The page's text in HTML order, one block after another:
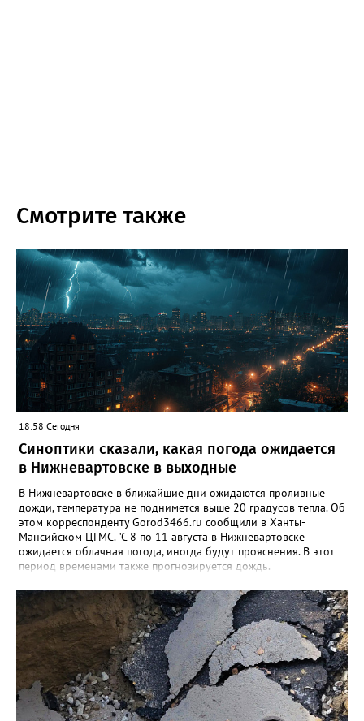
Смотрите также
18:58 Сегодня
Синоптики сказали, какая погода ожидается
в Нижневартовске в выходные
В Нижневартовске в ближайшие дни ожидаются проливные
дожди, температура не поднимется выше 20 градусов тепла. Об
этом корреспонденту Gorod3466.ru сообщили в Ханты-
Мансийском ЦГМС. "С 8 по 11 августа в Нижневартовске
ожидается облачная погода, иногда будут прояснения. В этот
период временами также прогнозируется дождь.
в этот период составит ночью +9, +14 градусов, днем - +14,
+19", - рассказали синоптики. Ранее Gorod3466.ru сообщал,
что 8 и 9 августа на юге ХМАО ожидаются сильные дожди и
грозы.